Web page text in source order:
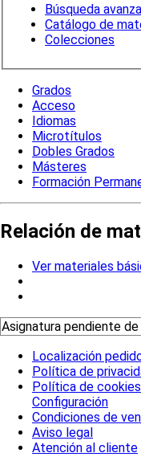
Búsqueda
Catálogo de
Colecciones
Grados
Acceso
Idiomas
Microtítulos
Dobles Grados
Másteres
Formación
Relación de
Ver materiales
Asignatura pendiente
Localización
Política de
Política de cookies
Configuración
Condiciones de
Aviso legal
Atención al cliente